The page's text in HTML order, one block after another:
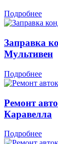
Подробнее
Заправка
Мультивен
Подробнее
Ремонт
Каравелла
Подробнее